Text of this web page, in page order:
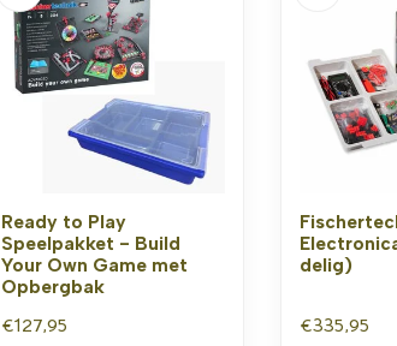
Ready to Play
Speelpakket - Build
Your Own Game met
Opbergbak
€127,95
delig)
€335,95